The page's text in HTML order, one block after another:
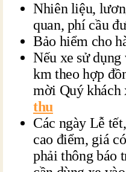
Nhiên liệu,
quan, phí cầu
Bảo hiểm cho
Nếu xe sử
km theo hợp
mời Quý
thu
Các ngày Lễ
cao điểm, giá
phải thông báo